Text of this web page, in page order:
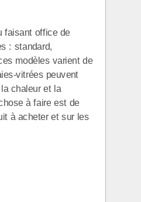
faisant office de
: standard,
modèles varient de
vitrées peuvent
chaleur et la
à faire est de
à acheter et sur les